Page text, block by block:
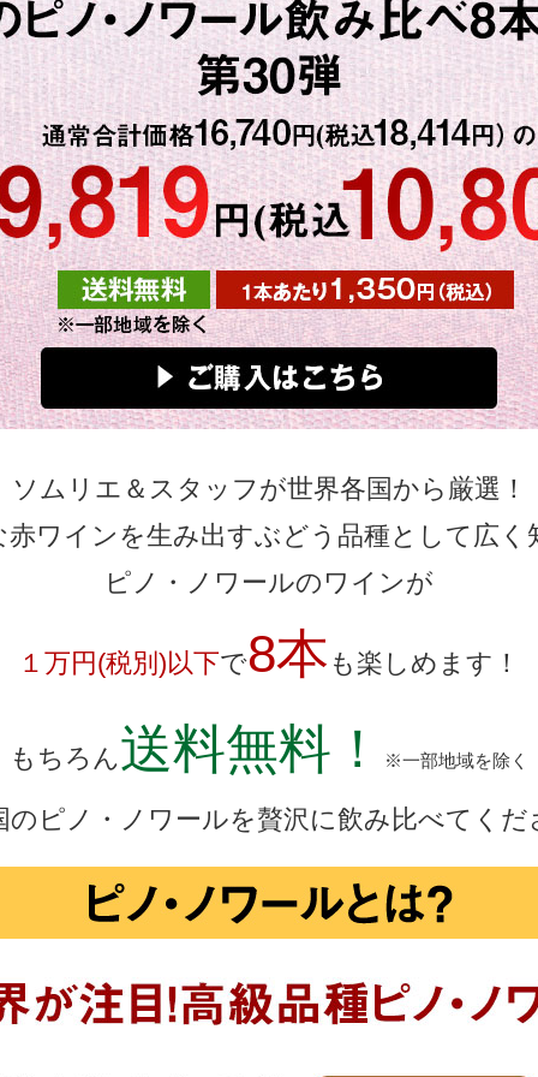
ソムリエ＆スタッフが世界各国から厳選！
赤ワインを生み出すぶどう品種として広く
ピノ・ノワールのワインが
１万円(税別)以下で8本 も楽しめます！
もちろん送料無料！ ※一部地域を除く
のピノ・ノワールを贅沢に飲み比べてくだ